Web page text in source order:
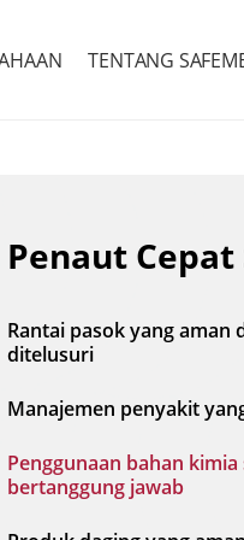
TENTANG
Penaut Cepat
Rantai pasok yang aman
ditelusuri
Manajemen penyakit
Penggunaan bahan kimia
bertanggung jawab